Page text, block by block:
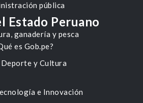
pública
ganadería y pesca
y Cultura
e Innovación
Estado Peruano
es Gob.pe?